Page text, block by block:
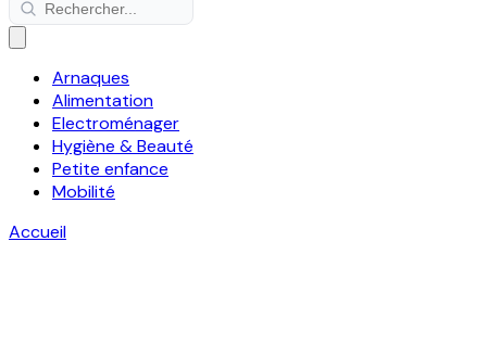
Arnaques
Alimentation
Electroménager
Hygiène & Beauté
Petite enfance
Mobilité
Accueil